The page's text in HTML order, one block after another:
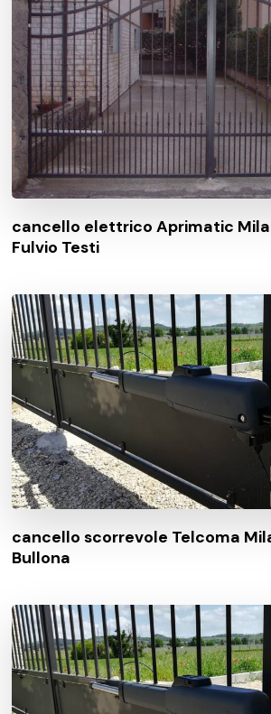
cancello elettrico Aprimatic
Fulvio Testi
cancello scorrevole Telcoma
Bullona